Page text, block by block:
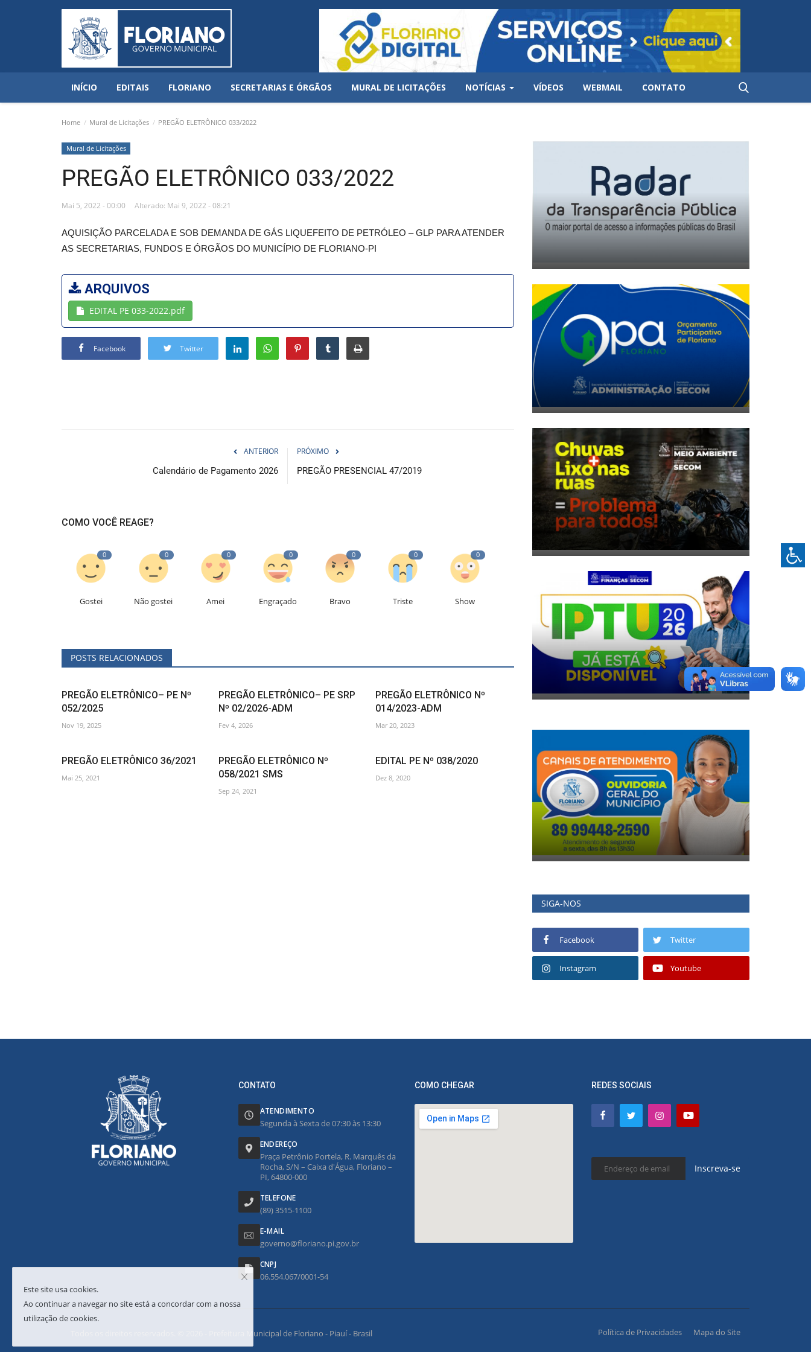
INÍCIO EDITAIS FLORIANO SECRETARIAS E ÓRGÃOS MURAL DE LICITAÇÕES NOTÍCIAS VÍDEOS WEBMAIL CONTATO
Home Mural de Licitações PREGÃO ELETRÔNICO 033/2022
Mural de Licitações
PREGÃO ELETRÔNICO 033/2022
Mai 5, 2022 - 00:00 Alterado: Mai 9, 2022 - 08:21
AQUISIÇÃO PARCELADA E SOB DEMANDA DE GÁS LIQUEFEITO DE PETRÓLEO – GLP PARA ATENDER
AS SECRETARIAS, FUNDOS E ÓRGÃOS DO MUNICÍPIO DE FLORIANO-PI
ARQUIVOS
EDITAL PE 033-2022.pdf
Facebook Twitter
ANTERIOR
Calendário de Pagamento 2026
PRÓXIMO
PREGÃO PRESENCIAL 47/2019
COMO VOCÊ REAGE?
0
Gostei
0
Não gostei
0
Amei
0
Engraçado
0
Bravo
0
Triste
0
Show
POSTS RELACIONADOS
PREGÃO ELETRÔNICO– PE Nº
052/2025
Nov 19, 2025
PREGÃO ELETRÔNICO– PE SRP
Nº 02/2026-ADM
Fev 4, 2026
PREGÃO ELETRÔNICO Nº
014/2023-ADM
Mar 20, 2023
PREGÃO ELETRÔNICO 36/2021
Mai 25, 2021
PREGÃO ELETRÔNICO Nº
058/2021 SMS
Sep 24, 2021
EDITAL PE Nº 038/2020
Dez 8, 2020
SIGA-NOS
Facebook Twitter
Instagram Youtube
CONTATO
ATENDIMENTO
Segunda à Sexta de 07:30 às 13:30
ENDEREÇO
Praça Petrônio Portela, R. Marquês da
Rocha, S/N – Caixa d'Água, Floriano –
PI, 64800-000
TELEFONE
(89) 3515-1100
E-MAIL
governo@floriano.pi.gov.br
CNPJ
06.554.067/0001-54
COMO CHEGAR REDES SOCIAIS
Inscreva-se
Todos os direitos reservados. © 2026 - Prefeitura Municipal de Floriano - Piauí - Brasil Política de Privacidades Mapa do Site
Este site usa cookies.
Ao continuar a navegar no site está a concordar com a nossa
utilização de cookies.